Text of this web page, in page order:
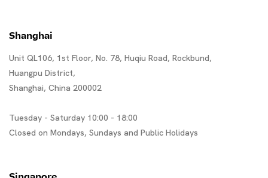
Shanghai
Unit QL106, 1st Floor, No. 78, Huqiu Road, Rockbund,
Huangpu District,
Shanghai, China 200002
Tuesday - Saturday 10:00 - 18:00
Closed on Mondays, Sundays and Public Holidays